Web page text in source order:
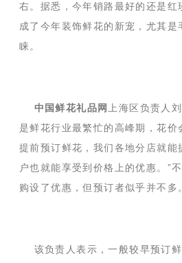
右。据悉，今年销路最好的还是红
成了今年装饰鲜花的新宠，尤其是
睐。
中国鲜花礼品网
上海区负责人
是鲜花行业最繁忙的高峰期，花价
提前预订鲜花，我们各地分店就能
户也就能享受到价格上的优惠。”
购设了优惠，但预订者似乎并不多
该负责人表示，一般较早预订